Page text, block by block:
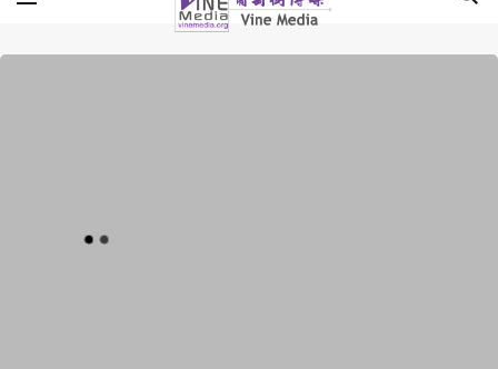
Vine Media
葡萄樹傳媒